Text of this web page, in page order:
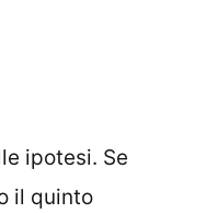
ipotesi. Se
il quinto